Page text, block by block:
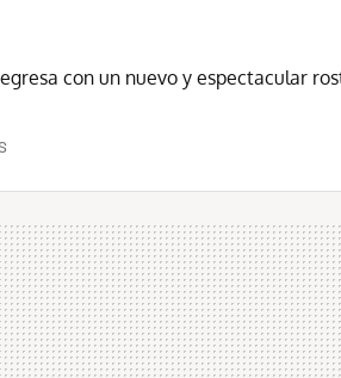
con un nuevo y espectacular